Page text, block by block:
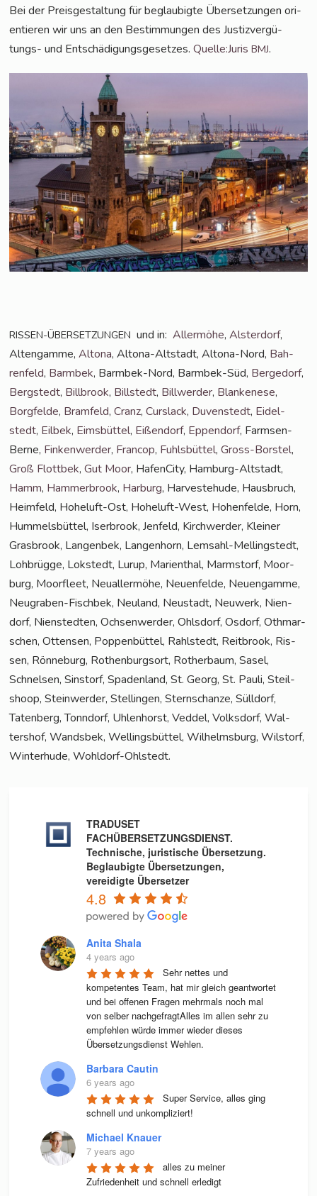
Bei der Preis­ge­stal­tung für beglau­big­te Über­set­zun­gen ori­
en­tie­ren wir uns an den Bestim­mun­gen des Jus­tiz­ver­gü­
tungs- und Ent­schä­di­gungs­ge­set­zes.Quelle:JurisBMJ.
RISSEN-ÜBERSETZUNGEN und in:Aller­mö­he,Als­ter­dorf,
Alten­gam­me,Alto­na, Alto­na-Alt­stadt, Alto­na-Nord, Bah­
ren­feld, Barm­bek, Barm­bek-Nord, Barm­bek-Süd, Ber­ge­dorf,
Berg­stedt, Bill­brook, Bill­stedt, Bill­wer­der, Blan­ke­ne­se,
Borg­fel­de, Bramfeld,Cranz,Curs­lack, Duven­stedt, Eidel­
stedt, Eil­bek, Eims­büt­tel, Eißen­dorf, Eppen­dorf, Farm­sen-
Ber­ne, Fin­ken­wer­der, Fran­cop, Fuhls­büt­tel,Gross-Bors­tel,
Groß Flott­bek,Gut Moor, Hafen­Ci­ty, Ham­burg-Alt­stadt,
Hamm, Ham­mer­brook, Har­burg, Har­ve­ste­hu­de, Haus­bruch,
Heim­feld, Hohe­luft-Ost, Hohe­luft-West, Hohen­fel­de, Horn,
Hum­mels­büt­tel, Iser­brook, Jen­feld, Kirch­wer­der, Klei­ner
Gras­brook, Lan­gen­bek, Lan­gen­horn, Lem­sahl-Mel­ling­s­tedt,
Loh­brüg­ge, Lok­stedt, Lurup, Mari­en­thal, Marmstorf, Moor­
burg, Moor­fleet, Neu­al­ler­mö­he, Neu­en­fel­de, Neu­en­gam­me,
Neu­gra­ben-Fisch­bek, Neu­land, Neu­stadt, Neu­werk, Nien­
dorf, Nien­sted­ten, Och­sen­wer­der, Ohls­dorf, Osdorf, Oth­mar­
schen, Otten­sen, Pop­pen­büt­tel, Rahl­stedt, Reit­brook, Ris­
sen, Rön­ne­burg, Rothen­burg­sort, Rother­baum, Sasel,
Schnel­sen, Sinstorf, Spa­den­land, St. Georg, St. Pau­li, Steil­
shoop, Stein­wer­der, Stel­lin­gen, Stern­schan­ze, Süll­dorf,
Taten­berg, Tonn­dorf, Uhlen­horst, Ved­del, Volks­dorf, Wal­
ters­hof, Wands­bek, Wel­lings­büt­tel, Wil­helms­burg, Wilstorf,
Win­ter­hu­de, Wohldorf-Ohlstedt.
TRADUSET
FACHÜBERSETZUNGSDIENST.
Technische, juristische Übersetzung.
Beglaubigte Übersetzungen,
vereidigte Übersetzer
4.8
Anita Shala
4 years ago
Sehr nettes und
kompetentes Team, hat mir gleich geantwortet
und bei offenen Fragen mehrmals noch mal
von selber nachgefragtAlles im allen sehr zu
empfehlen würde immer wieder dieses
Übersetzungsdienst Wehlen.
Barbara Cautin
6 years ago
Super Service, alles ging
schnell und unkompliziert!
Michael Knauer
7 years ago
alles zu meiner
Zufriedenheit und schnell erledigt